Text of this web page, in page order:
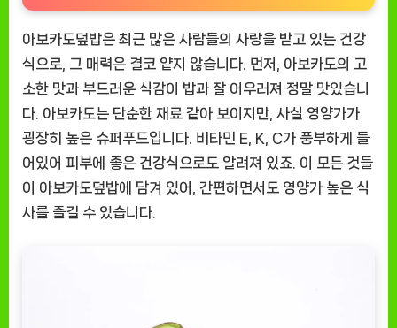
아보카도덮밥은 최근 많은 사람들의 사랑을 받고 있는 건강
식으로, 그 매력은 결코 얕지 않습니다. 먼저, 아보카도의 고
소한 맛과 부드러운 식감이 밥과 잘 어우러져 정말 맛있습니
다. 아보카도는 단순한 재료 같아 보이지만, 사실 영양가가
굉장히 높은 슈퍼푸드입니다. 비타민 E, K, C가 풍부하게 들
어있어 피부에 좋은 건강식으로도 알려져 있죠. 이 모든 것들
이 아보카도덮밥에 담겨 있어, 간편하면서도 영양가 높은 식
사를 즐길 수 있습니다.